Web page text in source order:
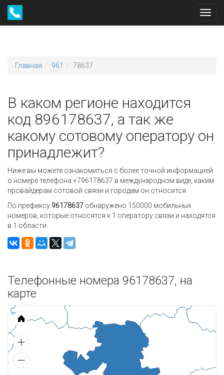
Главная 961 78637
В каком регионе находится
код 896178637, а так же
какому сотовому оператору он
принадлежит?
Ниже вы можете ознакомиться с более точной информацией
о номере телефона +796178637 в международном виде, каким
провайдерам сотовой связи и городам он относится.
По префиксу 96178637 обнаружено 150000 мобильных
номеров, которые относятся к 1 оператору связи и находятся
в 1 области.
Телефонные номера 96178637, на
карте